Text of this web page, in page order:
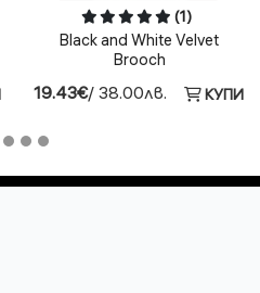
(1)
Black and White Velvet
Brooch
19.43€/ 38.00лв. КУПИ